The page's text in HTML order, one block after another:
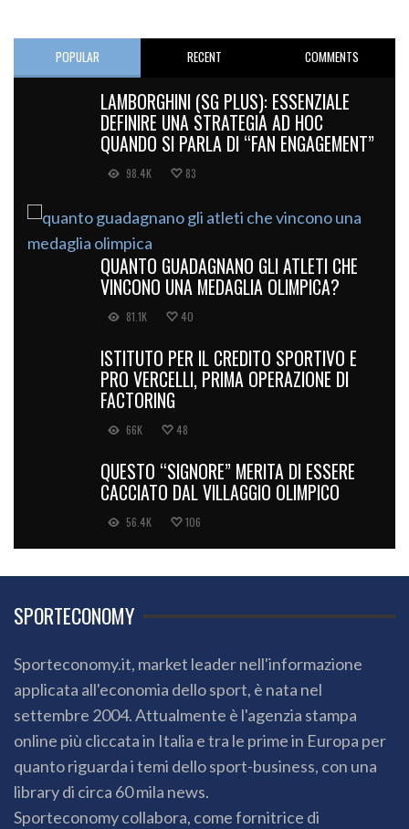
POPULAR RECENT COMMENTS
LAMBORGHINI (SG PLUS): ESSENZIALE
DEFINIRE UNA STRATEGIA AD HOC
QUANDO SI PARLA DI “FAN ENGAGEMENT”
98.4K 83
QUANTO GUADAGNANO GLI ATLETI CHE
VINCONO UNA MEDAGLIA OLIMPICA?
81.1K 40
ISTITUTO PER IL CREDITO SPORTIVO E
PRO VERCELLI, PRIMA OPERAZIONE DI
FACTORING
66K 48
QUESTO “SIGNORE” MERITA DI ESSERE
CACCIATO DAL VILLAGGIO OLIMPICO
56.4K 106
SPORTECONOMY
Sporteconomy.it, market leader nell'informazione
applicata all'economia dello sport, è nata nel
settembre 2004. Attualmente è l'agenzia stampa
online più cliccata in Italia e tra le prime in Europa per
quanto riguarda i temi dello sport-business, con una
library di circa 60 mila news.
Sporteconomy collabora, come fornitrice di